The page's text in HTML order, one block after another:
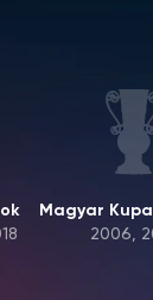
Magyar
2006,